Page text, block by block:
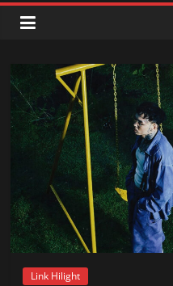
สถานี
วิทยุ
FM
ลพบุรี
Link Hilight